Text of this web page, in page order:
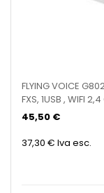
FLYING VOICE
FXS, 1USB , WIFI
45,50 €
37,30 € Iva esc.